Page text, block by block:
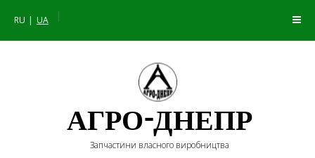
RU UA |
АГРО-ДНЕПР
Запчастини власного виробництва